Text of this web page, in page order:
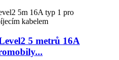
5 metrů 16A